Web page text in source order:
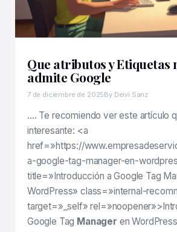
Que atributos y Etiquetas
admite Google
7 de diciembre de 2025By Deivi Sanz
…. Te recomiendo ver este artículo
interesante: <a
href=»https://
a-google-tag-manager-en-
title=»Introducción a Google Tag
WordPress» class=»internal-
target=»_self»
Google Tag Manager en